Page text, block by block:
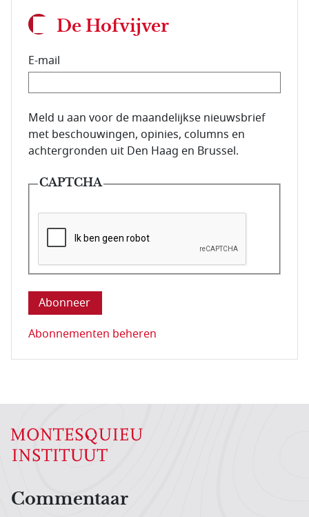
De Hofvijver
E-mail
E-mailadres van de abonnee.
Meld u aan voor de maandelijkse nieuwsbrief
met beschouwingen, opinies, columns en
achtergronden uit Den Haag en Brussel.
CAPTCHA
Deze vraag is om te controleren dat u een mens
Abonnementen beheren
Hoofdnavigatiemenu
Commentaar